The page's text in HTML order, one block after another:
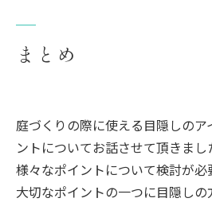
まとめ
庭づくりの際に使える目隠しのア
ントについてお話させて頂きま
様々なポイントについて検討が
大切なポイントの一つに目隠しの